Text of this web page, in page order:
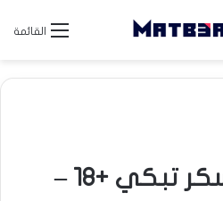
القائمة
كلمات اغنية تسكر تبكي +18 –